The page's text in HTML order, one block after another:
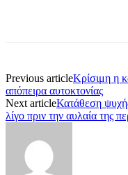
Previous articleΚρίσιμη η
απόπειρα αυτοκτονίας
Next articleΚατάθεση
λίγο πριν την αυλαία της